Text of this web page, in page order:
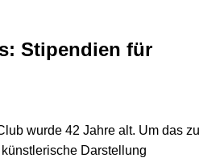
Stipendien für
wurde 42 Jahre alt. Um das zu
Darstellung